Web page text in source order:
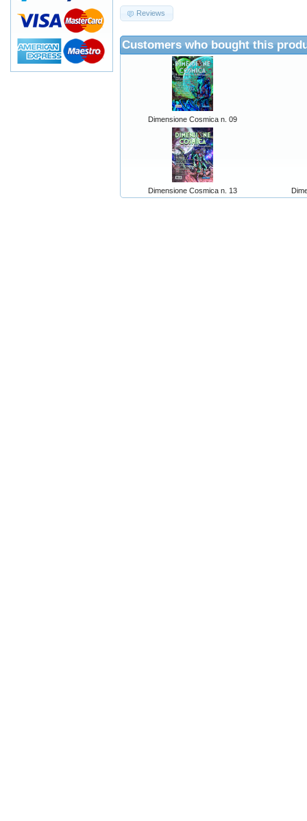
Reviews
Customers who bought this
Dimensione Cosmica n. 09
Dimensione Cosmica n. 13